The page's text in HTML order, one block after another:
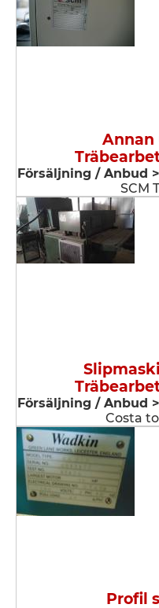
Annan
Försäljning / Anbud
SCM
Försäljning / Anbud
Costa
Profil